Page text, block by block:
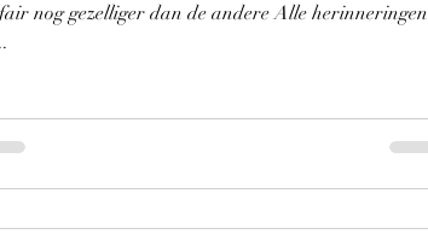
nog gezelliger dan de andere Alle herinneringen